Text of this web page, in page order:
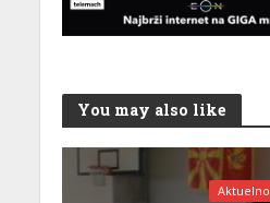
You may also like
Aktuelno